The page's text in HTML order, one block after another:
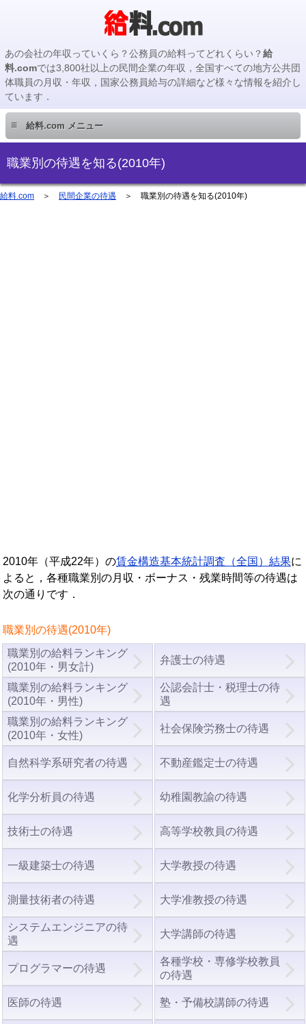
あの会社の年収っていくら？公務員の給料ってどれくらい？給
料.comでは3,800社以上の民間企業の年収，全国すべての地方公共団
体職員の月収・年収，国家公務員給与の詳細など様々な情報を紹介し
ています．
≡ 給料.com メニュー
民間企業編
国家公務員編
職業別の待遇を知る(2010年)
給料.com ＞ 民間企業の待遇 ＞ 職業別の待遇を知る(2010年)
2010年（平成22年）の賃金構造基本統計調査（全国）結果に
よると，各種職業別の月収・ボーナス・残業時間等の待遇は
次の通りです．
職業別の待遇(2010年)
職業別の給料ランキング
(2010年・男女計)
職業別の給料ランキング
(2010年・男性)
職業別の給料ランキング
(2010年・女性)
自然科学系研究者の待遇
化学分析員の待遇
技術士の待遇
一級建築士の待遇
測量技術者の待遇
システムエンジニアの待
遇
プログラマーの待遇
医師の待遇
弁護士の待遇
公認会計士・税理士の待
遇
社会保険労務士の待遇
不動産鑑定士の待遇
幼稚園教諭の待遇
高等学校教員の待遇
大学教授の待遇
大学准教授の待遇
大学講師の待遇
各種学校・専修学校教員
の待遇
塾・予備校講師の待遇